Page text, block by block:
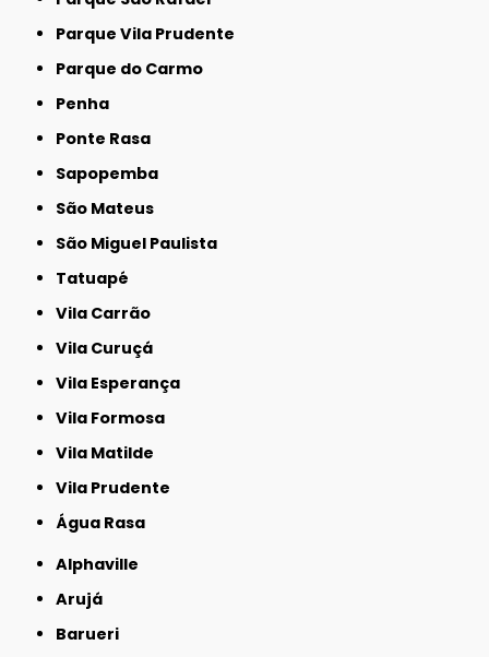
Parque Vila Prudente
Parque do Carmo
Penha
Ponte Rasa
Sapopemba
São Mateus
São Miguel Paulista
Tatuapé
Vila Carrão
Vila Curuçá
Vila Esperança
Vila Formosa
Vila Matilde
Vila Prudente
Água Rasa
Alphaville
Arujá
Barueri